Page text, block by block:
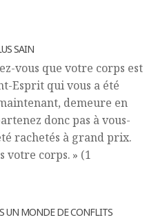
SAIN
vous que votre corps est
Esprit qui vous a été
demeure en
donc pas à vous-
rachetés à grand prix.
votre corps. » (1
UN MONDE DE CONFLITS